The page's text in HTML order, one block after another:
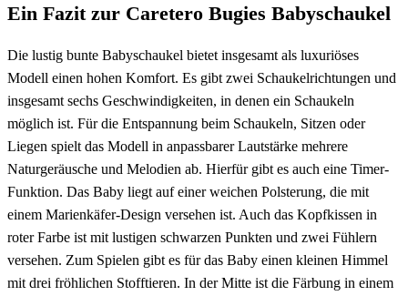
Ein Fazit zur Caretero Bugies Babyschaukel
Die lustig bunte Babyschaukel bietet insgesamt als luxuriöses
Modell einen hohen Komfort. Es gibt zwei Schaukelrichtungen und
insgesamt sechs Geschwindigkeiten, in denen ein Schaukeln
möglich ist. Für die Entspannung beim Schaukeln, Sitzen oder
Liegen spielt das Modell in anpassbarer Lautstärke mehrere
Naturgeräusche und Melodien ab. Hierfür gibt es auch eine Timer-
Funktion. Das Baby liegt auf einer weichen Polsterung, die mit
einem Marienkäfer-Design versehen ist. Auch das Kopfkissen in
roter Farbe ist mit lustigen schwarzen Punkten und zwei Fühlern
versehen. Zum Spielen gibt es für das Baby einen kleinen Himmel
mit drei fröhlichen Stofftieren. In der Mitte ist die Färbung in einem